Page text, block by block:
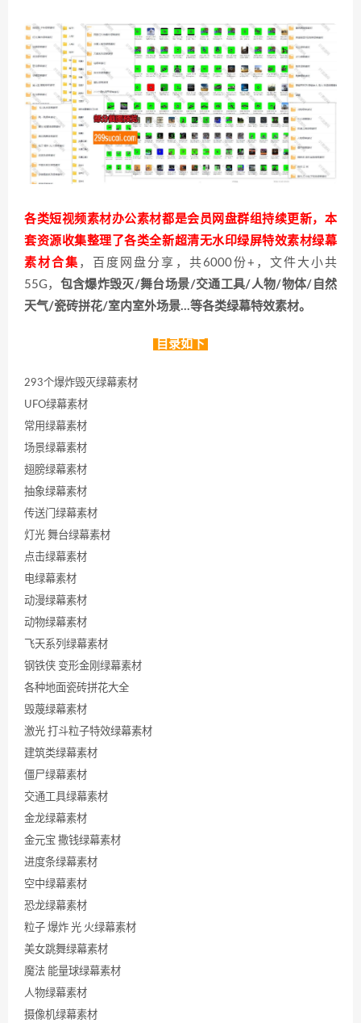
各类短视频素材办公素材都是会员网盘群组持续更新，本
套资源收集整理了各类全新超清无水印绿屏特效素材绿幕
素材合集 ，百度网盘分享，共6000份+，文件大小共
55G， 包含爆炸毁灭/舞台场景/交通工具/人物/物体/自然
天气/瓷砖拼花/室内室外场景…等各类绿幕特效素材。
目录如下
293个爆炸毁灭绿幕素材
UFO绿幕素材
常用绿幕素材
场景绿幕素材
翅膀绿幕素材
抽象绿幕素材
传送门绿幕素材
灯光 舞台绿幕素材
点击绿幕素材
电绿幕素材
动漫绿幕素材
动物绿幕素材
飞天系列绿幕素材
钢铁侠 变形金刚绿幕素材
各种地面瓷砖拼花大全
毁蔑绿幕素材
激光 打斗粒子特效绿幕素材
建筑类绿幕素材
僵尸绿幕素材
交通工具绿幕素材
金龙绿幕素材
金元宝 撒钱绿幕素材
进度条绿幕素材
空中绿幕素材
恐龙绿幕素材
粒子 爆炸 光 火绿幕素材
美女跳舞绿幕素材
魔法 能量球绿幕素材
人物绿幕素材
摄像机绿幕素材